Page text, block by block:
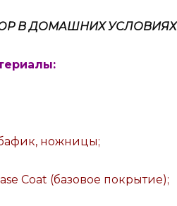
В ДОМАШНИХ УСЛОВИЯХ
ножницы;
Coat (базовое покрытие);